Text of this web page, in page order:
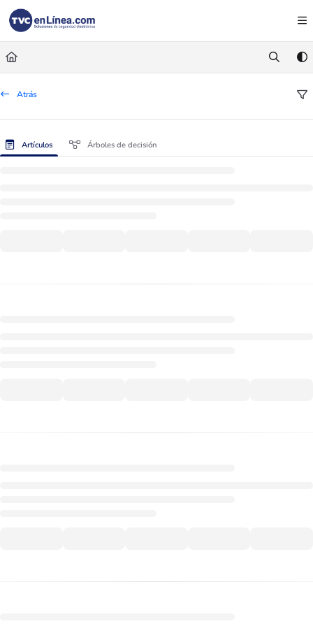
Documentation Index
Fetch the complete documentation index at:
Use this file to discover all available pages before exploring further.
Atrás
Artículos Árboles de decisión